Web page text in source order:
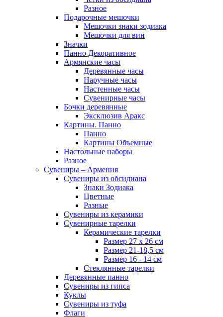
Разное
Подарочные мешочки
Мешочки знаки зодиака
Мешочки для вин
Значки
Панно Декоративное
Армянские часы
Деревянные часы
Наручные часы
Настенные часы
Сувенирные часы
Бочки деревянные
Эксклюзив Аракс
Картины. Панно
Панно
Картины Объемные
Настольные наборы
Разное
Сувениры – Армения
Сувениры из обсидиана
Знаки Зодиака
Цветные
Разные
Сувениры из керамики
Сувенирные тарелки
Керамические тарелки
Размер 27 х 26 см
Размер 21-18,5 см
Размер 16 - 14 см
Стеклянные тарелки
Деревянные панно
Сувениры из гипса
Куклы
Сувениры из туфа
Флаги